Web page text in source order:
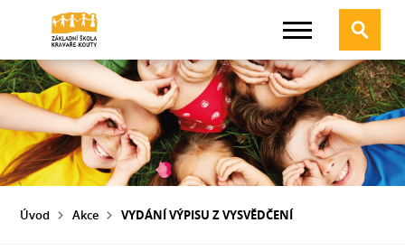
Úvod Akce VYDÁNÍ VÝPISU Z VYSVĚDČENÍ